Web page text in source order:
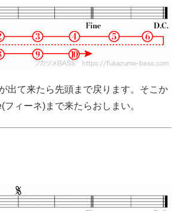
出て来たら先頭まで戻ります。そこか
フィーネ)まで来たらおしまい。